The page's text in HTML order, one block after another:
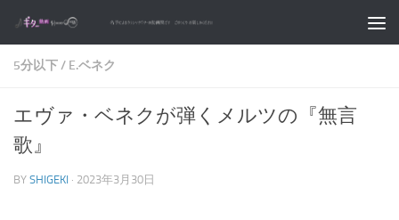
コンテンツへスキップ
5分以下/ E.ベネク
エヴァ・ベネクが弾くメルツの『無言
歌』
BY SHIGEKI · 2023年3月30日